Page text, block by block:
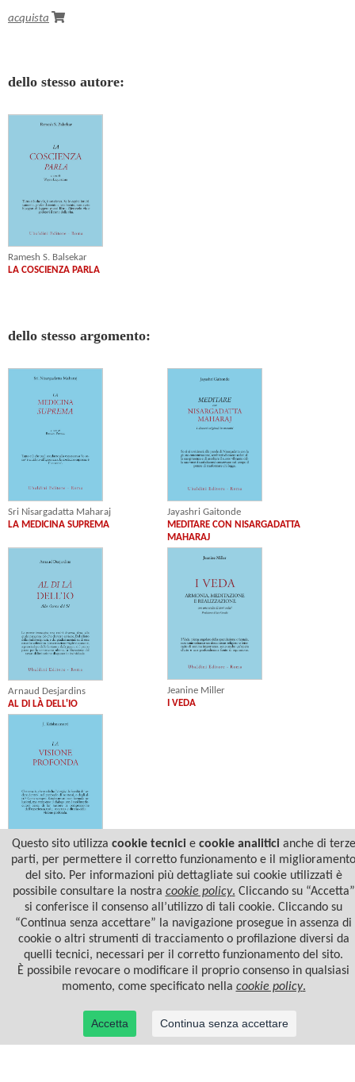
acquista
dello stesso autore:
Ramesh S. Balsekar
LA COSCIENZA PARLA
dello stesso argomento:
Sri Nisargadatta Maharaj
LA MEDICINA SUPREMA
Jayashri Gaitonde
MEDITARE CON NISARGADATTA
MAHARAJ
Arnaud Desjardins
AL DI LÀ DELL'IO
Jeanine Miller
I VEDA
Jiddu Krishnamurti
LA VISIONE PROFONDA
© 2022 Casa Editrice Astrolabio - Ubaldini Editore S.r.l. - P.IVA 10323461003 |
privacy/cookies
Questo sito utilizza cookie tecnicie cookie analiticianche di terze
parti, per permettere il corretto funzionamento e il miglioramento
del sito. Per informazioni più dettagliate sui cookie utilizzati è
possibile consultare la nostra cookie policy. Cliccando su “Accetta”
si conferisce il consenso all’utilizzo di tali cookie. Cliccando su
“Continua senza accettare” la navigazione prosegue in assenza di
cookie o altri strumenti di tracciamento o profilazione diversi da
quelli tecnici, necessari per il corretto funzionamento del sito.
È possibile revocare o modificare il proprio consenso in qualsiasi
momento, come specificato nella cookie policy.
Accetta Continua senza accettare